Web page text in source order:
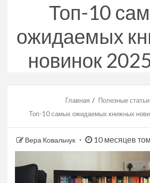
Топ-10
ожидаемых
новинок
Главная
Полезные статьи
Топ-10 самых ожидаемых книжных
Вера Ковальчук 10 месяцев